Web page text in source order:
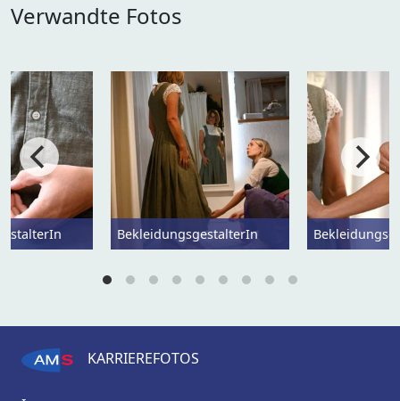
Verwandte Fotos
BekleidungsgestalterIn
KARRIEREFOTOS